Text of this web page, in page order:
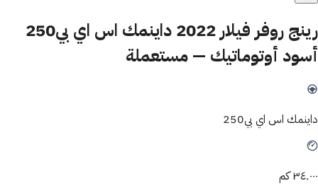
رينج روفر فيلار 2022 داينمك اس اي بي250
أسود أوتوماتيك — مستعملة
داينمك اس اي بي250
٣٤٬٠٠٠ كم